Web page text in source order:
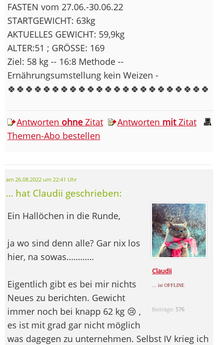
FASTEN vom 27.06.-30.06.22
STARTGEWICHT: 63kg
AKTUELLES GEWICHT: 59,9kg
ALTER:51 ; GRÖSSE: 169
Ziel: 58 kg -- 16:8 Methode --
Ernährungsumstellung kein Weizen -
🍀🍀🍀🍀🍀🍀🍀🍀🍀🍀🍀🍀🍀🍀🍀🍀🍀🍀🍀🍀🍀🍀🍀
Antworten ohne Zitat Antworten mitZitat
Themen-Abo bestellen
am 26.08.2022 um 22:41 Uhr
... hat Claudii geschrieben:
Claudii
... ist OFFLINE
Beiträge: 576
Ein Hallöchen in die Runde,
ja wo sind denn alle? Gar nix los
hier, na sowas…………
Eigentlich gibt es bei mir nichts
Neues zu berichten. Gewicht
immer noch bei knapp 62 kg 😢 ,
es ist mit grad gar nicht möglich
was dagegen zu unternehmen. Selbst IV krieg ich